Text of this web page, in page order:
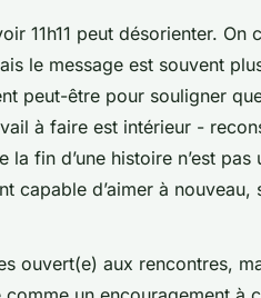
11h11 peut désorienter. On
le message est souvent
peut-être pour souligner
à faire est intérieur -
fin d’une histoire n’est pas
capable d’aimer à nouveau,
ouvert(e) aux rencontres,